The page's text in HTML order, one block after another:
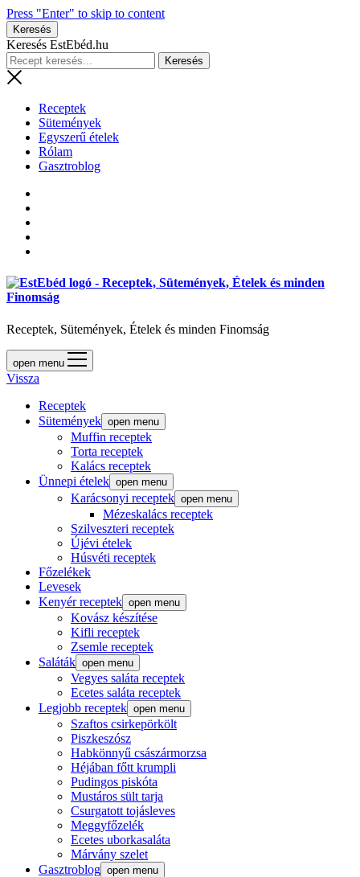
Press "Enter" to skip to content
Keresés
Keresés EstEbéd.hu
Receptek
Sütemények
Egyszerű ételek
Rólam
Gasztroblog
Receptek, Sütemények, Ételek és minden Finomság
open menu
Vissza
Receptek
Sütemények open menu
Muffin receptek
Torta receptek
Kalács receptek
Ünnepi ételek open menu
Karácsonyi receptek open menu
Mézeskalács receptek
Szilveszteri receptek
Újévi ételek
Húsvéti receptek
Főzelékek
Levesek
Kenyér receptek open menu
Kovász készítése
Kifli receptek
Zsemle receptek
Saláták open menu
Vegyes saláta receptek
Ecetes saláta receptek
Legjobb receptek open menu
Szaftos csirkepörkölt
Piszkeszósz
Habkönnyű császármorzsa
Héjában főtt krumpli
Pudingos piskóta
Mustáros sült tarja
Csurgatott tojásleves
Meggyfőzelék
Ecetes uborkasaláta
Márvány szelet
Gasztroblog open menu